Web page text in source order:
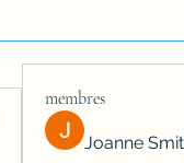
membres
Joanne